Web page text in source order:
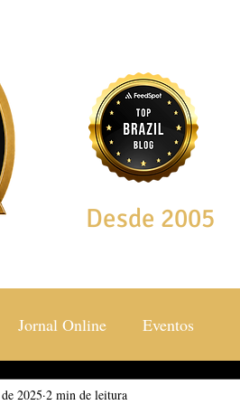
Desde 2005
Jornal Online Eventos
& Estilos Saúde & Bem Estar
2025 2 min de leitura